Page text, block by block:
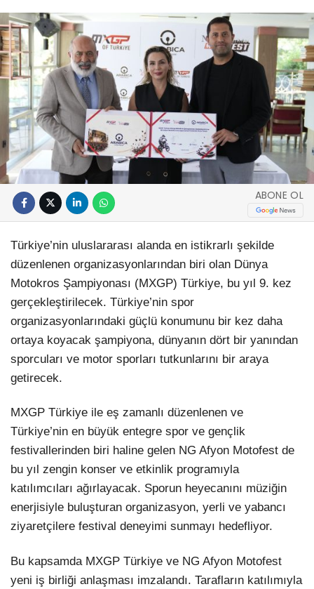
ABONE OL
Türkiye’nin uluslararası alanda en istikrarlı şekilde
düzenlenen organizasyonlarından biri olan Dünya
Motokros Şampiyonası (MXGP) Türkiye, bu yıl 9. kez
gerçekleştirilecek. Türkiye’nin spor
organizasyonlarındaki güçlü konumunu bir kez daha
ortaya koyacak şampiyona, dünyanın dört bir yanından
sporcuları ve motor sporları tutkunlarını bir araya
getirecek.
MXGP Türkiye ile eş zamanlı düzenlenen ve
Türkiye’nin en büyük entegre spor ve gençlik
festivallerinden biri haline gelen NG Afyon Motofest de
bu yıl zengin konser ve etkinlik programıyla
katılımcıları ağırlayacak. Sporun heyecanını müziğin
enerjisiyle buluşturan organizasyon, yerli ve yabancı
ziyaretçilere festival deneyimi sunmayı hedefliyor.
Bu kapsamda MXGP Türkiye ve NG Afyon Motofest
yeni iş birliği anlaşması imzalandı. Tarafların katılımıyla